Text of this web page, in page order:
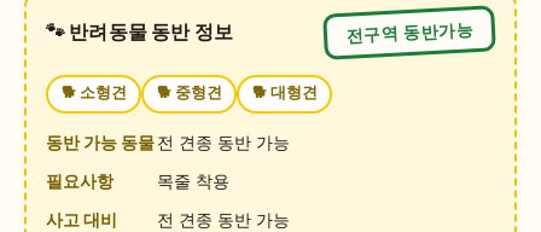
🐾 반려동물 동반 정보 전구역 동반가능
🐕 소형견 🐕 중형견 🐕 대형견
동반 가능 동물전 견종 동반 가능
필요사항
목줄 착용
사고 대비
전 견종 동반 가능